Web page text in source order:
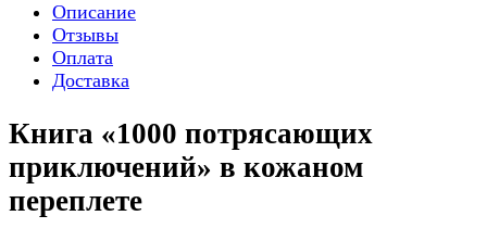
Описание
Отзывы
Оплата
Доставка
Книга «1000 потрясающих
приключений» в кожаном
переплете